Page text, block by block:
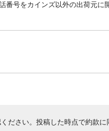
番号をカインズ以外の出荷元
ださい。投稿した時点で約款に